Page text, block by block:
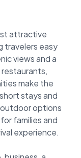
attractive
travelers easy
views and a
make the
stays and
options
families and
experience.